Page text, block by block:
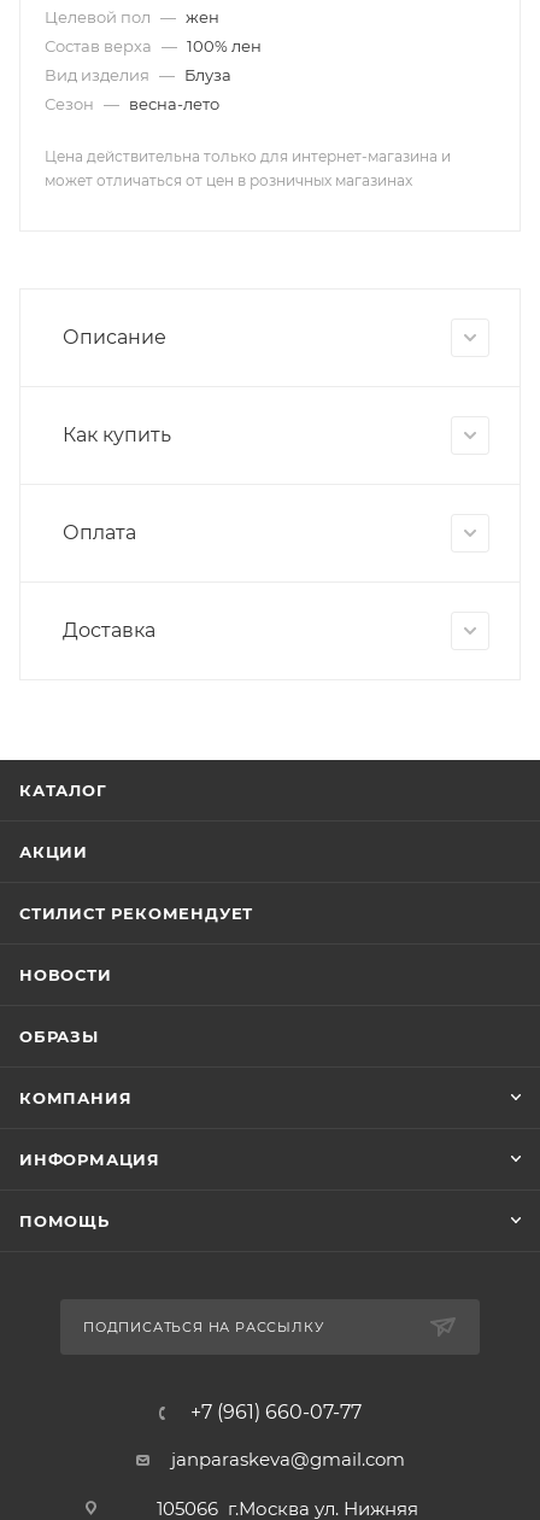
Целевой пол — жен
Состав верха — 100% лен
Вид изделия — Блуза
Сезон — весна-лето
Цена действительна только для интернет-магазина и
может отличаться от цен в розничных магазинах
Описание
Как купить
Оплата
Доставка
КАТАЛОГ
АКЦИИ
СТИЛИСТ РЕКОМЕНДУЕТ
НОВОСТИ
ОБРАЗЫ
КОМПАНИЯ
ИНФОРМАЦИЯ
ПОМОЩЬ
ПОДПИСАТЬСЯ НА РАССЫЛКУ
+7 (961) 660-07-77
janparaskeva@gmail.com
105066 г.Москва ул. Нижняя